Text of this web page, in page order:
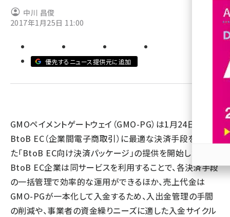
ecbeing (1207)
base (1077)
中川 昌俊
2017年1月25日 11:00
優先するニュース提供元に追加
GMOペイメントゲートウェイ（GMO-PG）は1月24日、
BtoB EC（企業間電子商取引）に最適な決済手段をまとめ
た「BtoB EC向け決済パッケージ」の提供を開始した。
BtoB EC企業は同サービスを利用することで、各決済手段
の一括管理で効率的な運用ができるほか、売上代金は
GMO-PGが一本化して入金するため、入出金管理の手間
の削減や、事業者の資金繰りニーズに適した入金サイクル
参